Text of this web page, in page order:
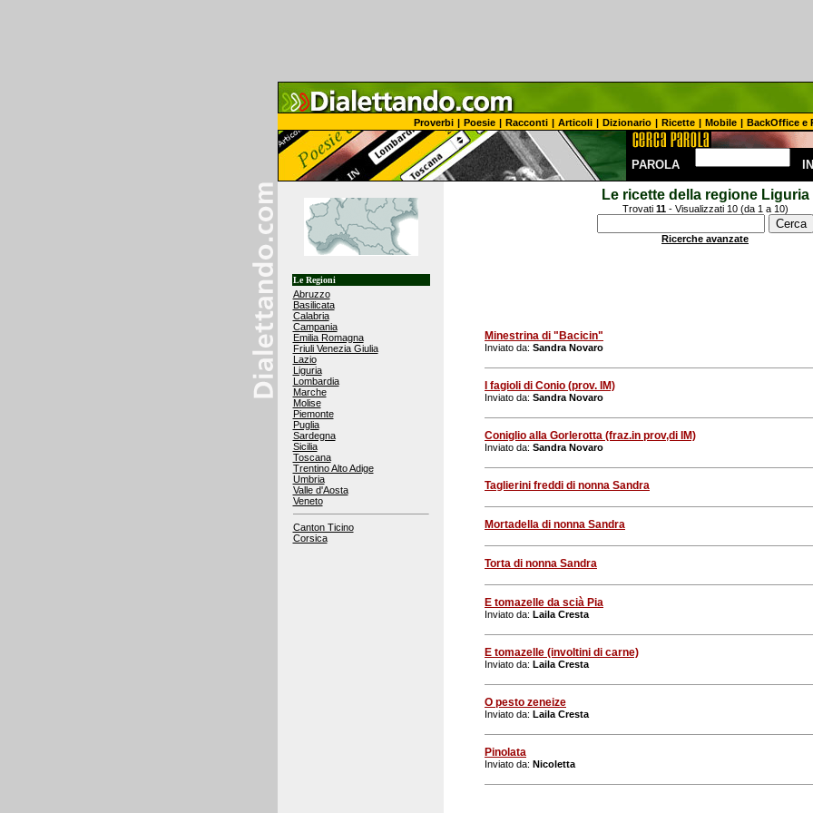
Proverbi | Poesie | Racconti | Articoli | Dizionario | Ricette | Mobile | BackOffice e
PAROLA IN
Le Regioni
Abruzzo
Basilicata
Calabria
Campania
Emilia Romagna
Friuli Venezia Giulia
Lazio
Liguria
Lombardia
Marche
Molise
Piemonte
Puglia
Sardegna
Sicilia
Toscana
Trentino Alto Adige
Umbria
Valle d'Aosta
Veneto
Canton Ticino
Corsica
Le ricette della regione Liguria
Trovati 11- Visualizzati 10 (da 1 a 10)
Ricerche avanzate
Minestrina di "Bacicin"
Inviato da: Sandra Novaro
I fagioli di Conio (prov. IM)
Inviato da: Sandra Novaro
Coniglio alla Gorlerotta (fraz.in prov,di IM)
Inviato da: Sandra Novaro
Taglierini freddi di nonna Sandra
Mortadella di nonna Sandra
Torta di nonna Sandra
E tomazelle da scià Pia
Inviato da: Laila Cresta
E tomazelle (involtini di carne)
Inviato da: Laila Cresta
O pesto zeneize
Inviato da: Laila Cresta
Pinolata
Inviato da: Nicoletta